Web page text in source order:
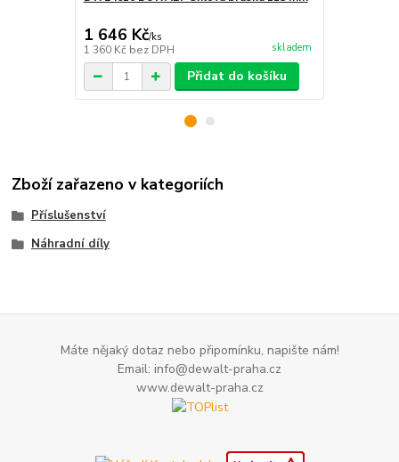
1 646 Kč/ks
1 360 Kč bez DPH skladem
Přidat do košíku
Zboží zařazeno v kategoriích
Příslušenství
Náhradní díly
Máte nějaký dotaz nebo připomínku, napište nám!
Email: info@dewalt-praha.cz
www.dewalt-praha.cz